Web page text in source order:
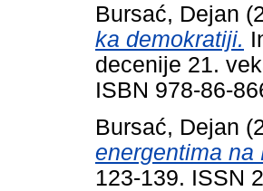
Bursać, Dejan
ka demokratiji.
decenije 21.
ISBN 978-86-
Bursać, Dejan
energentima na
123-139. ISSN